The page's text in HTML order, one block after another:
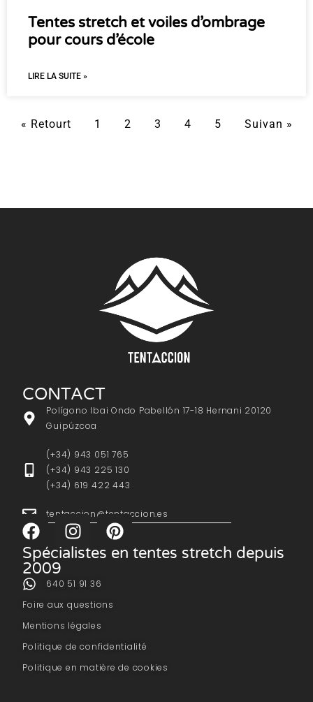
Tentes stretch et voiles d’ombrage
pour cours d’école
LIRE LA SUITE »
« Retourt 1 2 3 4 5 Suivan »
CONTACT
Polígono Ibai Ondo Pabellón 17-18 Hernani 20120
Guipúzcoa
(+34) 943 051 765
(+34) 943 225 130
(+34) 619 422 443
tentaccion@tentaccion.es
Spécialistes en tentes stretch depuis
2009
640 51 91 36
Foire aux questions
Mentions légales
Politique de confidentialité
Politique en matière de cookies